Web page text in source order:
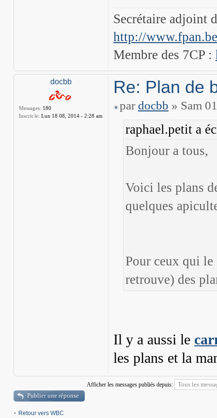
Secrétaire adjoint
http://www.fpan.be
Membre des 7CP :
docbb
Messages: 180
Inscrit le: Lun 18 08, 2014 - 2:28 am
Re: Plan de
par docbb » Sam
raphael.petit a
Bonjour a tous,
Voici les plans
quelques
Pour ceux qui
retrouve) des
Il y a aussi le
les plans et la
Afficher les messages publiés depuis:
Publier une réponse
Retour vers WBC